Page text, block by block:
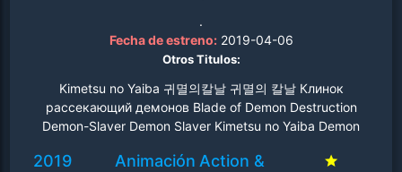
.
Fecha de estreno:2019-04-06
Otros Titulos:
Kimetsu no Yaiba 귀멸의칼날 귀멸의 칼날 Клинок
рассекающий демонов Blade of Demon Destruction
Demon-Slayer Demon Slayer Kimetsu no Yaiba Demon
2019 Animación Action &